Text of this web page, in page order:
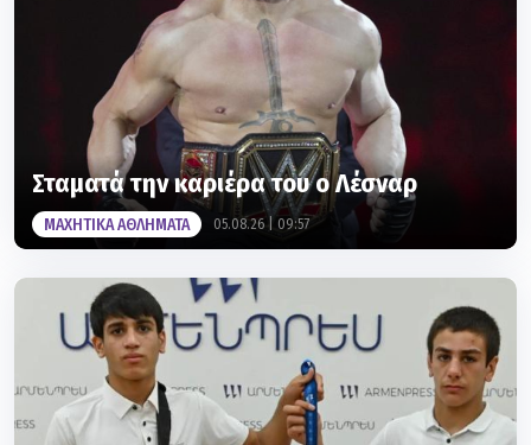
Σταματά την καριέρα του ο Λέσναρ
ΜΑΧΗΤΙΚΑ ΑΘΛΗΜΑΤΑ 05.08.26 | 09:57